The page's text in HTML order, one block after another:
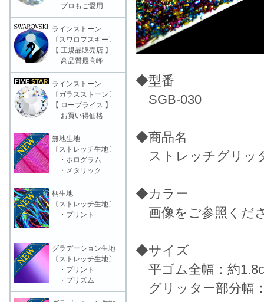
◆型番
SGB-030
◆商品名
ストレッチグリッ
◆カラー
画像をご参照くだ
◆サイズ
平ゴム全幅：約
グリッター部分幅
－ プロもご愛用 －
ラインストーン
〔スワロフスキー〕
【 正規品販売店 】
－ 高品質最高峰 －
ラインストーン
〔ガラスストーン〕
【 ロープライス 】
－ お買い得価格 －
無地生地
〔ストレッチ生地〕
・ホログラム
・メタリック
柄生地
〔ストレッチ生地〕
・プリント
グラデーション生地
〔ストレッチ生地〕
・プリント
・プリズム